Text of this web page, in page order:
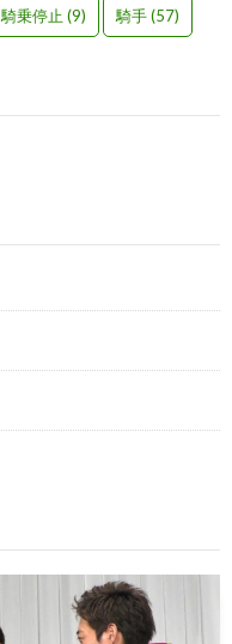
騎乗停止 (9) 騎手(57)